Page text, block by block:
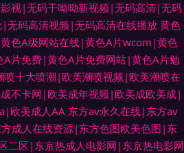
视|无码干呦呦新视频|无码高清|无码
无码高清视频|无码高清在线播放 黄色
色A级网站在线|黄色A片wcom|黄色
片免费|黄色A片免费网站|黄色A片勉
喷十大喷潮|欧美潮喷视频|欧美潮喷在
不卡网|欧美成年视频|欧美成欧美成|
欧美成人AA 东方av永久在线|东方av
成人在线资源|东方色图欧美色图|东
二区|东京热成人电影网|东京热电影网